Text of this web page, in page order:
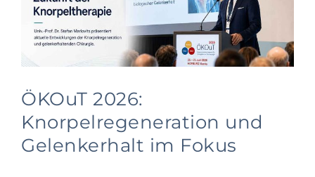
Über uns
Kontakt
Suche
nach:
ÖKOuT 2026:
Knorpelregeneration und
Gelenkerhalt im Fokus